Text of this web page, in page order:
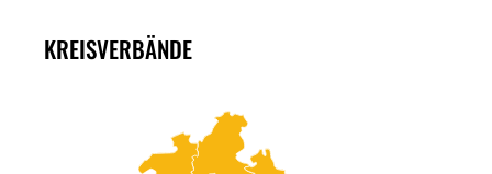
KREISVERBÄNDE